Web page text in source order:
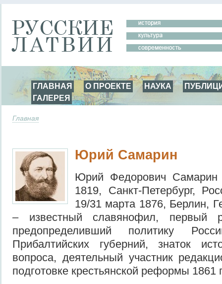
ГЛАВНАЯ О ПРОЕКТЕ НАУКА
ГАЛЕРЕЯ
Главная
Юрий Самарин
Юрий Федорович
1819, Санкт-Петербург,
19/31 марта 1876, Берлин,
– известный славянофил, первый
предопределивший политику
Прибалтийских губерний, знаток
вопроса, деятельный участник
подготовке крестьянской реформы 1861